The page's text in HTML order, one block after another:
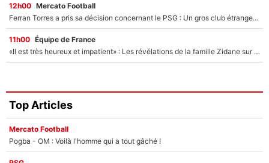
12h00 Mercato Football
Ferran Torres a pris sa décision concernant le PSG : Un gros club étranger prêt à relancer le feuilleton pour la signature du champion du monde 2026 !
11h00 Équipe de France
«Il est très heureux et impatient» : Les révélations de la famille Zidane sur sa prise de pouvoir en équipe de France !
Top Articles
Mercato Football
Pogba - OM : Voilà l'homme qui a tout gâché !